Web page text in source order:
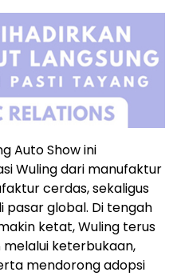
Auto Show ini
Wuling dari manufaktur
cerdas, sekaligus
global. Di tengah
ketat, Wuling terus
keterbukaan,
mendorong adopsi